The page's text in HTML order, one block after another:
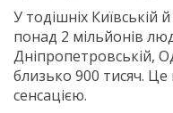
У тодішніх Київській
понад 2 мільйонів
Дніпропетровській,
близько 900 тисяч.
сенсацією.